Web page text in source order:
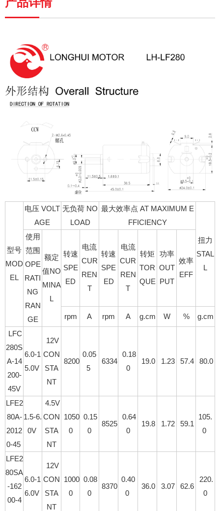
型号
MOD
EL
电压 VOLT
AGE
无负荷 NO
LOAD
最大效率点 AT MAXIMUM E
FFICIENCY
扭力
STAL
L
使用
范围
OPE
RATI
NG
RAN
GE
额定
值NO
MINA
L
转速
SPE
ED
电流
CUR
REN
T
转速
SPE
ED
电流
CUR
REN
T
转矩
TOR
QUE
功率
OUT
PUT
效率
EFF
rpm A rpm A g.cm W % g.cm
LFC
280S
A-14
200-
45V
6.0-1
5.0V
12V
CON
STA
NT
8200
0.05
5
6334
0.18
0
19.0 1.23 57.4 80.0
LFE2
80A-
2012
0-45
1.5-6.
0V
4.5V
CON
STA
NT
1050
0
0.15
0
8525
0.64
0
19.8 1.72 59.1
105.
0
LFE2
80SA
-162
00-4
6.0-1
6.0V
12V
CON
STA
NT
1000
0
0.08
0
8370
0.40
0
36.0 3.07 62.6
220.
0